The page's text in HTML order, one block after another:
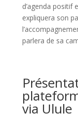
d’agenda positif
expliquera son
parlera de sa
via Ulule